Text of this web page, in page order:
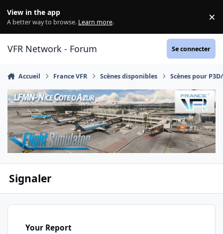
View in the app
A better way to browse. Learn more. ×
VFR Network - Forum Se connecter
Accueil France VFR Scènes disponibles Scènes pour
Signaler
Your Report